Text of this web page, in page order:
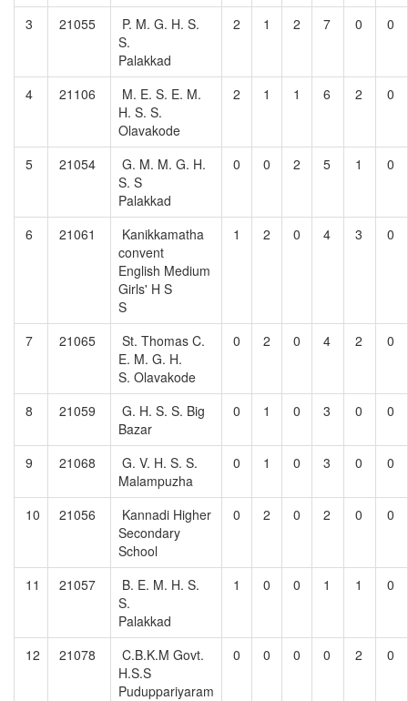
3 21055
P. M. G. H. S.
S.
Palakkad
2 1 2 7 0 0
4 21106
M. E. S. E. M.
H. S. S.
Olavakode
2 1 1 6 2 0
5 21054
G. M. M. G. H.
S. S
Palakkad
0 0 2 5 1 0
6 21061
Kanikkamatha
convent
English Medium
Girls' H S
S
1 2 0 4 3 0
7 21065
St. Thomas C.
E. M. G. H.
S. Olavakode
0 2 0 4 2 0
8 21059
G. H. S. S. Big
Bazar
0 1 0 3 0 0
9 21068
G. V. H. S. S.
Malampuzha
0 1 0 3 0 0
10 21056
Kannadi Higher
Secondary
School
0 2 0 2 0 0
11 21057
B. E. M. H. S.
S.
Palakkad
1 0 0 1 1 0
12 21078
C.B.K.M Govt.
H.S.S
Puduppariyaram
0 0 0 0 2 0